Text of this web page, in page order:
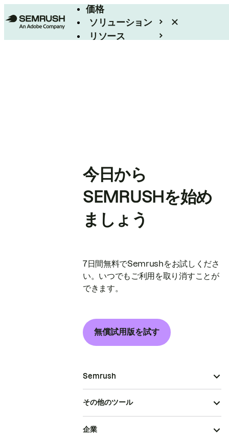
価格
ソリューション
リソース
今日から
SEMRUSHを始め
ましょう
7日間無料でSemrushをお試しくださ
い。いつでもご利用を取り消すことが
できます。
無償試用版を試す
Semrush
その他のツール
企業